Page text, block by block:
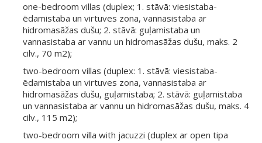
one-bedroom villas (duplex; 1. stāvā: viesistaba-
ēdamistaba un virtuves zona, vannasistaba ar
hidromasāžas dušu; 2. stāvā: guļamistaba un
vannasistaba ar vannu un hidromasāžas dušu, maks. 2
cilv., 70 m2);
two-bedroom villas (duplex: 1. stāvā: viesistaba-
ēdamistaba un virtuves zona, vannasistaba ar
hidromasāžas dušu, guļamistaba; 2. stāvā: guļamistaba
un vannasistaba ar vannu un hidromasāžas dušu, maks. 4
cilv., 115 m2);
two-bedroom villa with jacuzzi (duplex ar open tipa